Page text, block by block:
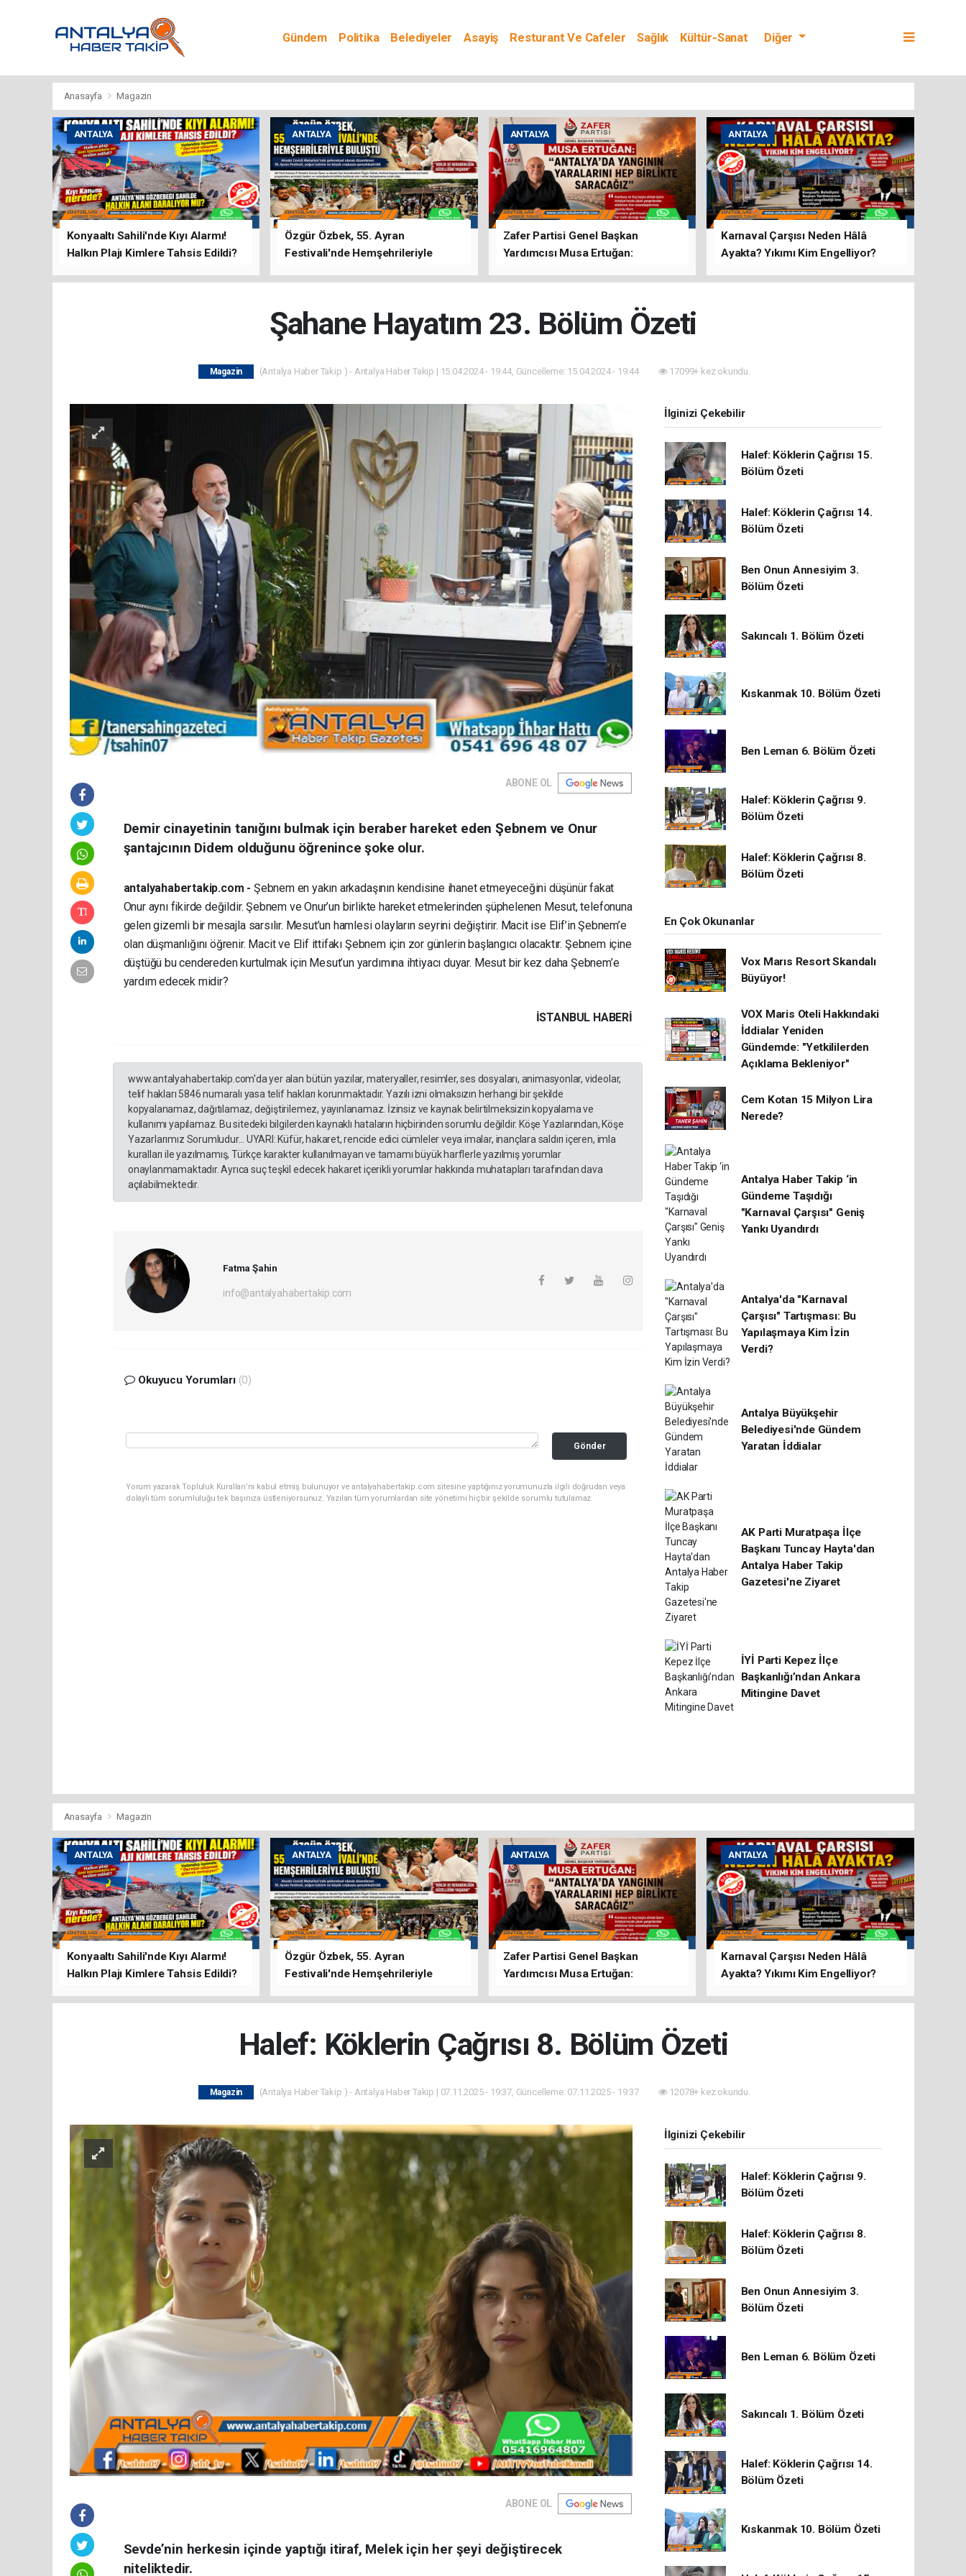
Gündem Politika Belediyeler Asayiş Resturant Ve Cafeler Sağlık
Kültür-Sanat
Diğer
Anasayfa Magazin
ANTALYA
Konyaaltı Sahili'nde Kıyı Alarmı!
Halkın Plajı Kimlere Tahsis Edildi?
ANTALYA
Özgür Özbek, 55. Ayran
Festivali'nde Hemşehrileriyle
ANTALYA
Zafer Partisi Genel Başkan
Yardımcısı Musa Ertuğan:
ANTALYA
Karnaval Çarşısı Neden Hâlâ
Ayakta? Yıkımı Kim Engelliyor?
Şahane Hayatım 23. Bölüm Özeti
Magazin (Antalya Haber Takip ) - Antalya Haber Takip | 15.04.2024 - 19:44, Güncelleme: 15.04.2024 - 19:44 17099+ kez okundu.
ABONE OL
Demir cinayetinin tanığını bulmak için beraber hareket eden Şebnem ve Onur
şantajcının Didem olduğunu öğrenince şoke olur.
antalyahabertakip.com - Şebnem en yakın arkadaşının kendisine ihanet etmeyeceğini düşünür fakat
Onur aynı fikirde değildir. Şebnem ve Onur’un birlikte hareket etmelerinden şüphelenen Mesut, telefonuna
gelen gizemli bir mesajla sarsılır. Mesut’un hamlesi olayların seyrini değiştirir. Macit ise Elif’in Şebnem’e
olan düşmanlığını öğrenir. Macit ve Elif ittifakı Şebnem için zor günlerin başlangıcı olacaktır. Şebnem içine
düştüğü bu cendereden kurtulmak için Mesut’un yardımına ihtiyacı duyar. Mesut bir kez daha Şebnem’e
yardım edecek midir?
İSTANBUL HABERİ
www.antalyahabertakip.com'da yer alan bütün yazılar, materyaller, resimler, ses dosyaları, animasyonlar, videolar,
telif hakları 5846 numaralı yasa telif hakları korunmaktadır. Yazılı izni olmaksızın herhangi bir şekilde
kopyalanamaz, dağıtılamaz, değiştirilemez, yayınlanamaz. İzinsiz ve kaynak belirtilmeksizin kopyalama ve
kullanımı yapılamaz. Bu sitedeki bilgilerden kaynaklı hataların hiçbirinden sorumlu değildir. Köşe Yazılarından, Köşe
Yazarlarımız Sorumludur... UYARI: Küfür, hakaret, rencide edici cümleler veya imalar, inançlara saldırı içeren, imla
kuralları ile yazılmamış, Türkçe karakter kullanılmayan ve tamamı büyük harflerle yazılmış yorumlar
onaylanmamaktadır. Ayrıca suç teşkil edecek hakaret içerikli yorumlar hakkında muhatapları tarafından dava
açılabilmektedir.
Fatma Şahin
info@antalyahabertakip.com
Okuyucu Yorumları (0)
Gönder
Yorum yazarak Topluluk Kuralları’nı kabul etmiş bulunuyor ve antalyahabertakip.com sitesine yaptığınız yorumunuzla ilgili doğrudan veya
dolaylı tüm sorumluluğu tek başınıza üstleniyorsunuz. Yazılan tüm yorumlardan site yönetimi hiçbir şekilde sorumlu tutulamaz.
İlginizi Çekebilir
Halef: Köklerin Çağrısı 15.
Bölüm Özeti
Halef: Köklerin Çağrısı 14.
Bölüm Özeti
Ben Onun Annesiyim 3.
Bölüm Özeti
Sakıncalı 1. Bölüm Özeti
Kıskanmak 10. Bölüm Özeti
Ben Leman 6. Bölüm Özeti
Halef: Köklerin Çağrısı 9.
Bölüm Özeti
Halef: Köklerin Çağrısı 8.
Bölüm Özeti
En Çok Okunanlar
Vox Marıs Resort Skandalı
Büyüyor!
VOX Maris Oteli Hakkındaki
İddialar Yeniden
Gündemde: "Yetkililerden
Açıklama Bekleniyor"
Cem Kotan 15 Milyon Lira
Nerede?
Antalya Haber Takip ‘in
Gündeme Taşıdığı
"Karnaval Çarşısı" Geniş
Yankı Uyandırdı
Antalya'da "Karnaval
Çarşısı" Tartışması: Bu
Yapılaşmaya Kim İzin
Verdi?
Antalya Büyükşehir
Belediyesi'nde Gündem
Yaratan İddialar
AK Parti Muratpaşa İlçe
Başkanı Tuncay Hayta'dan
Antalya Haber Takip
Gazetesi'ne Ziyaret
İYİ Parti Kepez İlçe
Başkanlığı’ndan Ankara
Mitingine Davet
Anasayfa Magazin
ANTALYA
Konyaaltı Sahili'nde Kıyı Alarmı!
Halkın Plajı Kimlere Tahsis Edildi?
ANTALYA
Özgür Özbek, 55. Ayran
Festivali'nde Hemşehrileriyle
ANTALYA
Zafer Partisi Genel Başkan
Yardımcısı Musa Ertuğan:
ANTALYA
Karnaval Çarşısı Neden Hâlâ
Ayakta? Yıkımı Kim Engelliyor?
Halef: Köklerin Çağrısı 8. Bölüm Özeti
Magazin (Antalya Haber Takip ) - Antalya Haber Takip | 07.11.2025 - 19:37, Güncelleme: 07.11.2025 - 19:37 12078+ kez okundu.
ABONE OL
Sevde’nin herkesin içinde yaptığı itiraf, Melek için her şeyi değiştirecek
niteliktedir.
İlginizi Çekebilir
Halef: Köklerin Çağrısı 9.
Bölüm Özeti
Halef: Köklerin Çağrısı 8.
Bölüm Özeti
Ben Onun Annesiyim 3.
Bölüm Özeti
Ben Leman 6. Bölüm Özeti
Sakıncalı 1. Bölüm Özeti
Halef: Köklerin Çağrısı 14.
Bölüm Özeti
Kıskanmak 10. Bölüm Özeti